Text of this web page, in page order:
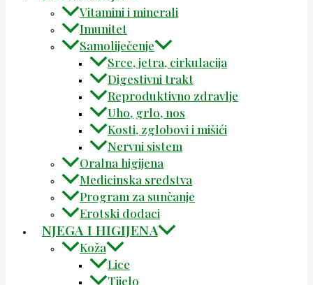
Vitamini i minerali
Imunitet
Samoliječenje
Srce, jetra, cirkulacija
Digestivni trakt
Reproduktivno zdravlje
Uho, grlo, nos
Kosti, zglobovi i mišići
Nervni sistem
Oralna higijena
Medicinska sredstva
Program za sunčanje
Erotski dodaci
NJEGA I HIGIJENA
Koža
Lice
Tijelo